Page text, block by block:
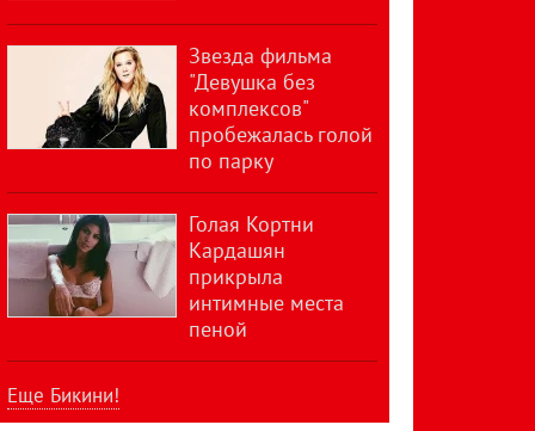
Звезда фильма
"Девушка без
комплексов"
пробежалась голой
по парку
Голая Кортни
Кардашян
прикрыла
интимные места
пеной
Еще Бикини!